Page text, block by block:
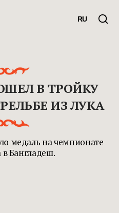
RU
В ТРОЙКУ
ИЗ ЛУКА
медаль на чемпионате
в Бангладеш.